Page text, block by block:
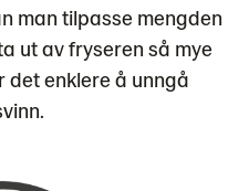
man tilpasse mengden
ut av fryseren så mye
det enklere å unngå